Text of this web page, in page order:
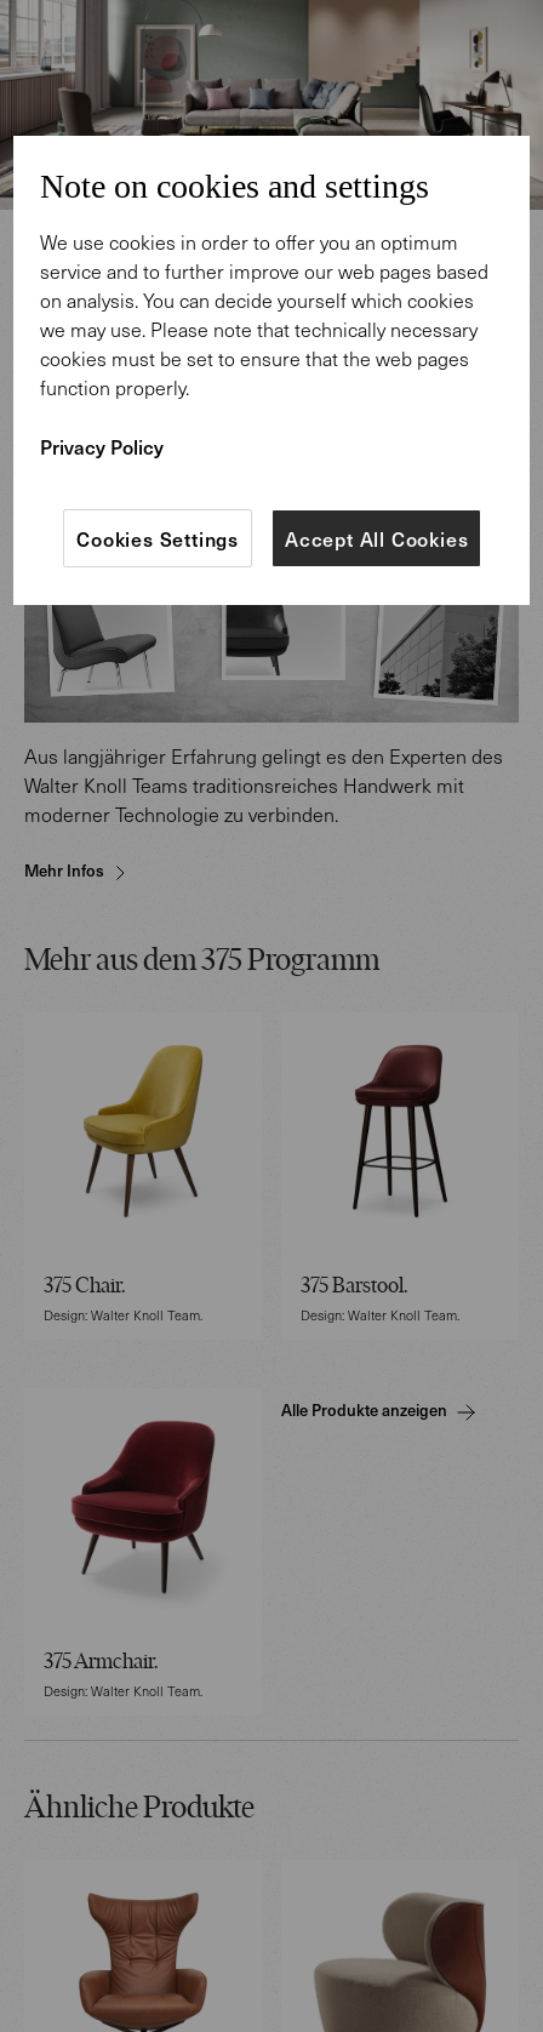
Design: Walter Knoll Team.
Aus langjähriger Erfahrung gelingt es den Experten des
Walter Knoll Teams traditionsreiches Handwerk mit
moderner Technologie zu verbinden.
Mehr Infos
Mehr aus dem 375 Programm
375 Chair.
Design: Walter Knoll Team.
375 Barstool.
Design: Walter Knoll Team.
375 Armchair.
Design: Walter Knoll Team.
Alle Produkte anzeigen
Ähnliche Produkte
Note on cookies and settings
We use cookies in order to offer you an optimum
service and to further improve our web pages based
on analysis. You can decide yourself which cookies
we may use. Please note that technically necessary
cookies must be set to ensure that the web pages
function properly.
Privacy Policy
Accept All Cookies
Cookies Settings